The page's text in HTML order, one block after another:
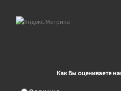
Как Вы оцениваете